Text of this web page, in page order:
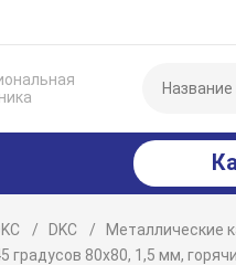
DKC Металлические
градусов 80х80, 1,5 мм,